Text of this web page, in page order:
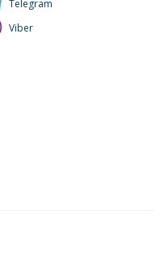
Telegram
Viber